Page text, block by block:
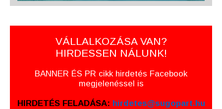
VÁLLALKOZÁSA VAN?
HIRDESSEN NÁLUNK!
BANNER ÉS PR cikk hirdetés Facebook
megjelenéssel is
HIRDETÉS FELADÁSA: hirdetes@sugopart.hu